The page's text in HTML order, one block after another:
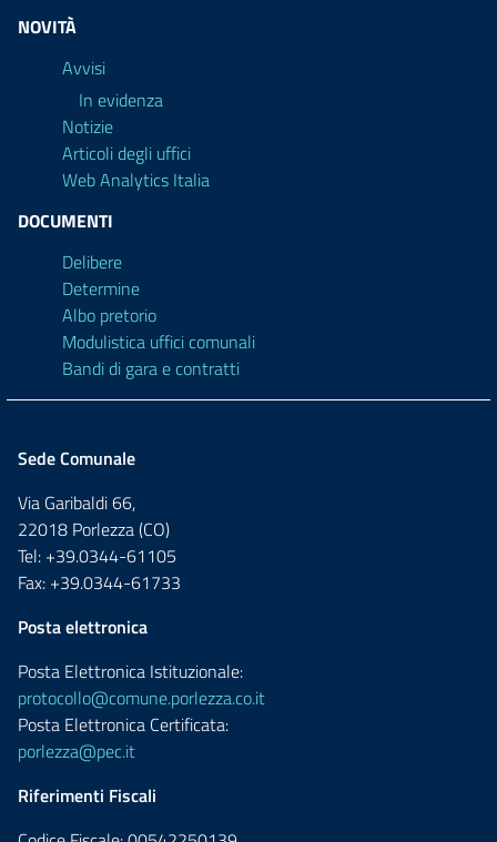
NOVITÀ
Avvisi
In evidenza
Notizie
Articoli degli uffici
Web Analytics Italia
DOCUMENTI
Delibere
Determine
Albo pretorio
Modulistica uffici comunali
Bandi di gara e contratti
Sede Comunale
Via Garibaldi 66,
22018 Porlezza (CO)
Tel: +39.0344-61105
Fax: +39.0344-61733
Posta elettronica
Posta Elettronica Istituzionale:
protocollo@comune.porlezza.co.it
Posta Elettronica Certificata:
porlezza@pec.it
Riferimenti Fiscali